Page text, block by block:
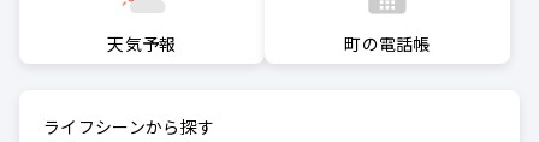
天気予報 町の電話帳
ライフシーンから探す